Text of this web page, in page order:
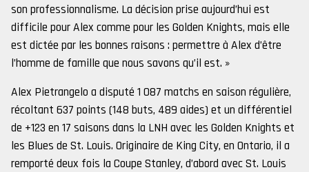
son professionnalisme. La décision prise aujourd’hui est
difficile pour Alex comme pour les Golden Knights, mais elle
est dictée par les bonnes raisons : permettre à Alex d’être
l’homme de famille que nous savons qu’il est. »
Alex Pietrangelo a disputé 1 087 matchs en saison régulière,
récoltant 637 points (148 buts, 489 aides) et un différentiel
de +123 en 17 saisons dans la LNH avec les Golden Knights et
les Blues de St. Louis. Originaire de King City, en Ontario, il a
remporté deux fois la Coupe Stanley, d’abord avec St. Louis